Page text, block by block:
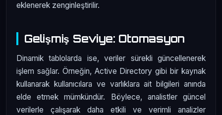
eklenerek zenginleştirilir.
Gelişmiş Seviye: Otomasyon
Dinamik tablolarda ise, veriler sürekli güncellenerek
işlem sağlar. Örneğin, Active Directory gibi bir kaynak
kullanarak kullanıcılara ve varlıklara ait bilgileri anında
elde etmek mümkündür. Böylece, analistler güncel
verilerle çalışarak daha etkili ve verimli analizler